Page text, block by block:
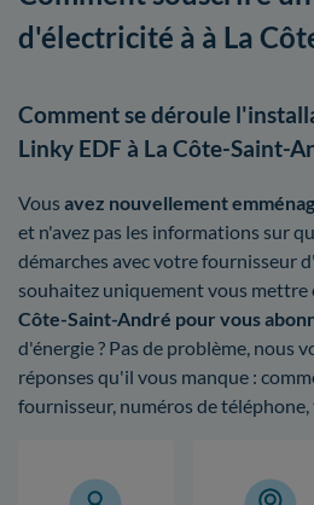
d'électricité à à La
Comment se déroule
Linky EDF à La Côte-Saint-
Vous avez nouvellement
et n'avez pas les informations sur
démarches avec votre fournisseur
souhaitez uniquement vous mettre
Côte-Saint-André pour vous
d'énergie ? Pas de problème, nous
réponses qu'il vous manque :
fournisseur, numéros de